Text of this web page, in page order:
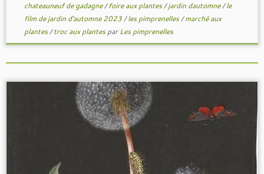
chateauneuf de gadagne/foire aux plantes/jardin dautomne/le
film de jardin d'automne 2023/les pimprenelles/marché aux
plantes/troc aux plantesparLes pimprenelles